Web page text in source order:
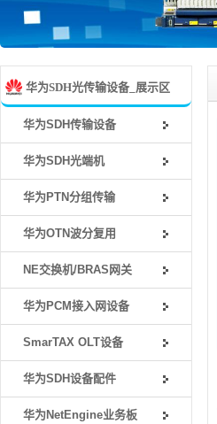
华为SDH光传输设备_展示区
华为SDH传输设备
华为SDH光端机
华为PTN分组传输
华为OTN波分复用
NE交换机/BRAS网关
华为PCM接入网设备
SmarTAX OLT设备
华为SDH设备配件
华为NetEngine业务板